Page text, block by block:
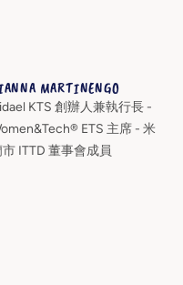
MARTINENGO
KTS 創辦人兼執行長 -
ETS 主席 - 米
ITTD 董事會成員